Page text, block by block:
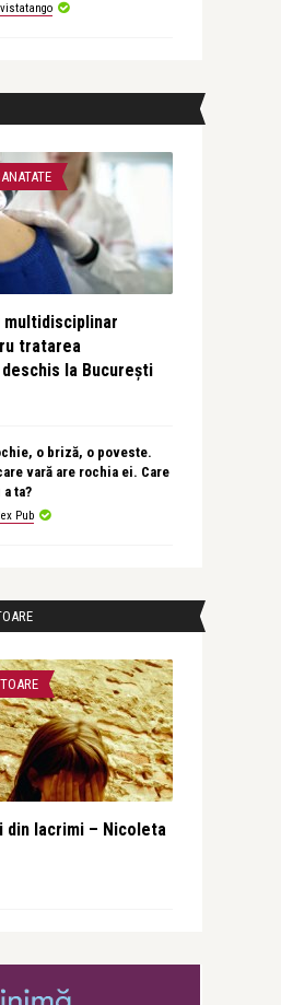
tratarea
la București
o briză, o poveste.
vară are rochia ei. Care
ta?
Pub
din lacrimi – Nicoleta